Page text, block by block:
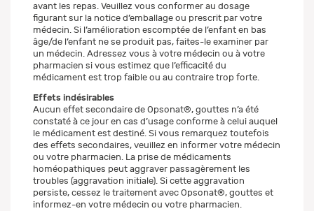
avant les repas. Veuillez vous conformer au dosage
figurant sur la notice d’emballage ou prescrit par votre
médecin. Si l’amélioration escomptée de l’enfant en bas
âge/de l’enfant ne se produit pas, faites-le examiner par
un médecin. Adressez vous à votre médecin ou à votre
pharmacien si vous estimez que l’efficacité du
médicament est trop faible ou au contraire trop forte.
Effets indésirables
Aucun effet secondaire de Opsonat®, gouttes n’a été
constaté à ce jour en cas d’usage conforme à celui auquel
le médicament est destiné. Si vous remarquez toutefois
des effets secondaires, veuillez en informer votre médecin
ou votre pharmacien. La prise de médicaments
homéopathiques peut aggraver passagèrement les
troubles (aggravation initiale). Si cette aggravation
persiste, cessez le traitement avec Opsonat®, gouttes et
informez-en votre médecin ou votre pharmacien.